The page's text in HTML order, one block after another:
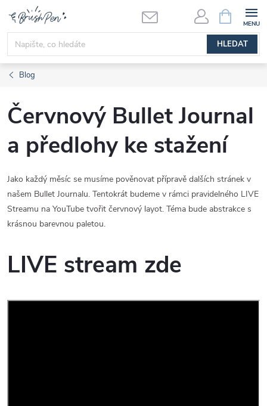
obsah
HLEDAT
NÁKUPNÍ
KOŠÍK
Blog
Červnový Bullet Journal
a předlohy ke stažení
Jako každý měsíc se musíme pověnovat přípravě dalších stránek v
našem Bullet Journalu. Tentokrát budeme v rámci pravidelného LIVE
Streamu na YouTube tvořit červnový layot. Téma bude abstrakce s
krásnou barevnou paletou.
LIVE stream zde